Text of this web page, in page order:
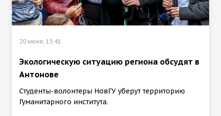
20 июня, 15:41
Экологическую ситуацию региона обсудят в
Антонове
Студенты-волонтеры НовГУ уберут территорию
Гуманитарного института.